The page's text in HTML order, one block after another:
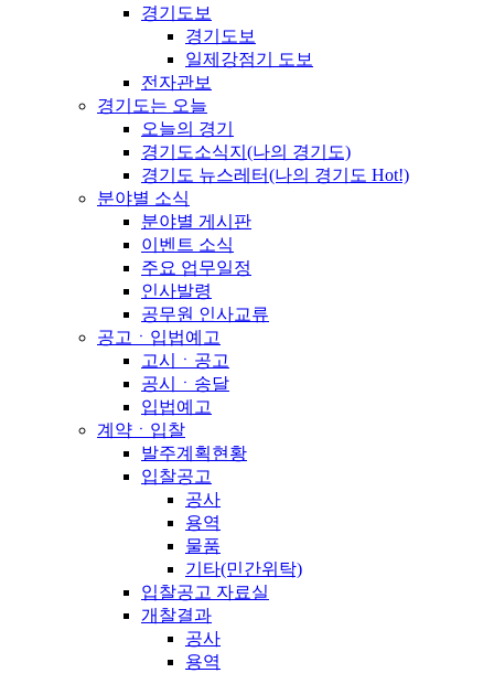
경기도보
경기도보
일제강점기 도보
전자관보
경기도는 오늘
오늘의 경기
경기도소식지(나의 경기도)
경기도 뉴스레터(나의 경기도 Hot!)
분야별 소식
분야별 게시판
이벤트 소식
주요 업무일정
인사발령
공무원 인사교류
공고ㆍ입법예고
고시ㆍ공고
공시ㆍ송달
입법예고
계약ㆍ입찰
발주계획현황
입찰공고
공사
용역
물품
기타(민간위탁)
입찰공고 자료실
개찰결과
공사
용역